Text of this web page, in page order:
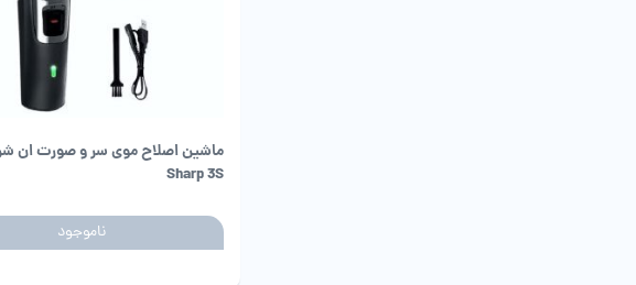
ماشین اصلاح موی سر و صورت ان
Sharp 3S
ناموجود